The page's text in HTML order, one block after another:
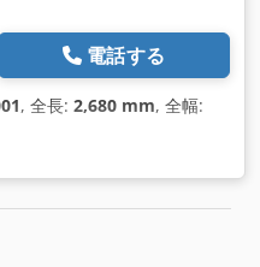
電話する
, 全長: 2,680 mm, 全幅: